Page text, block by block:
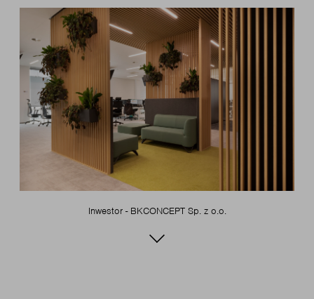
Inwestor - BKCONCEPT Sp. z o.o.